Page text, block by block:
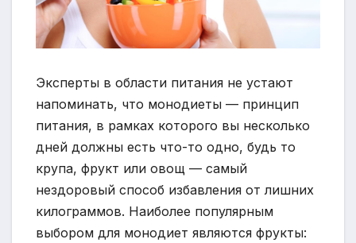
Эксперты в области питания не устают
напоминать, что монодиеты — принцип
питания, в рамках которого вы несколько
дней должны есть что-то одно, будь то
крупа, фрукт или овощ — самый
нездоровый способ избавления от лишних
килограммов. Наиболее популярным
выбором для монодиет являются фрукты: